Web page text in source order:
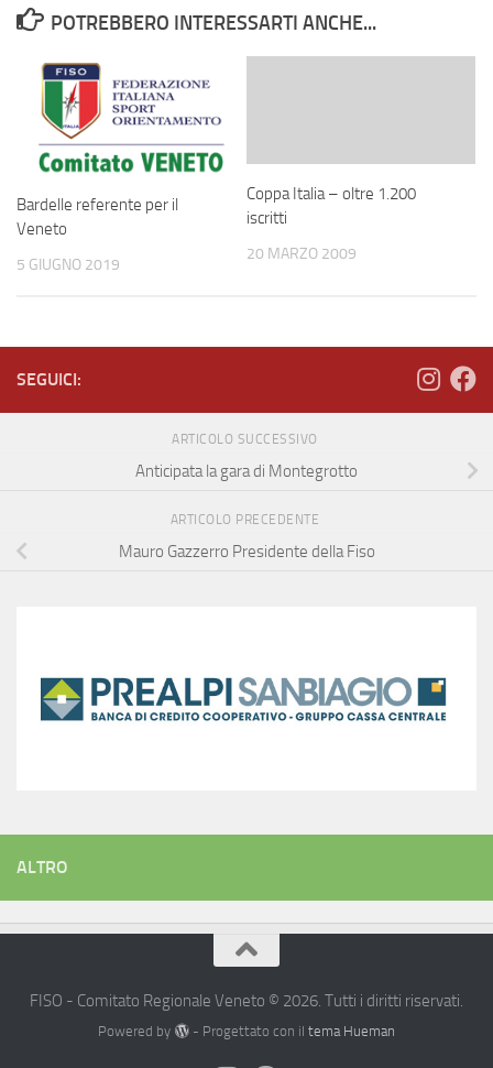
POTREBBERO INTERESSARTI ANCHE...
Bardelle referente per il
Veneto
5 GIUGNO 2019
Coppa Italia – oltre 1.200
iscritti
20 MARZO 2009
SEGUICI:
ARTICOLO SUCCESSIVO
Anticipata la gara di Montegrotto
ARTICOLO PRECEDENTE
Mauro Gazzerro Presidente della Fiso
ALTRO
FISO - Comitato Regionale Veneto © 2026. Tutti i diritti riservati.
Powered by - Progettato con il tema Hueman